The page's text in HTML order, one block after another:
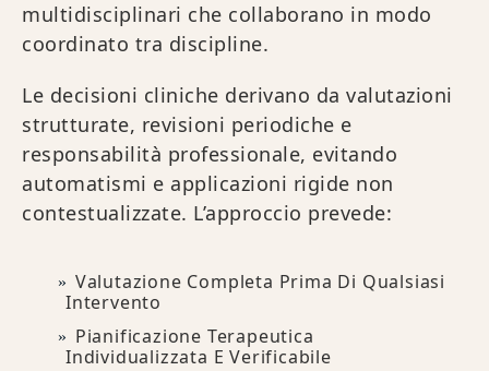
multidisciplinari che collaborano in modo
coordinato tra discipline.
Le decisioni cliniche derivano da valutazioni
strutturate, revisioni periodiche e
responsabilità professionale, evitando
automatismi e applicazioni rigide non
contestualizzate. L’approccio prevede:
Valutazione Completa Prima Di Qualsiasi
Intervento
Pianificazione Terapeutica
Individualizzata E Verificabile